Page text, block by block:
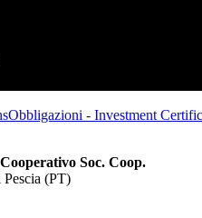
Obbligazioni - Investment
Soc. Coop.
(PT)